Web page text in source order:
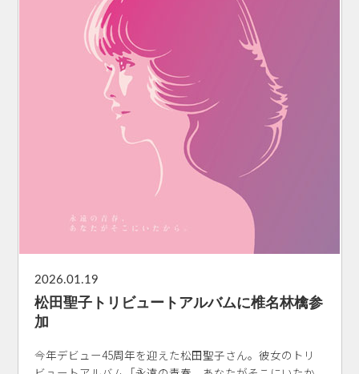
2026.01.19
松田聖子トリビュートアルバムに椎名林檎参
加
今年デビュー45周年を迎えた松田聖子さん。彼女のトリ